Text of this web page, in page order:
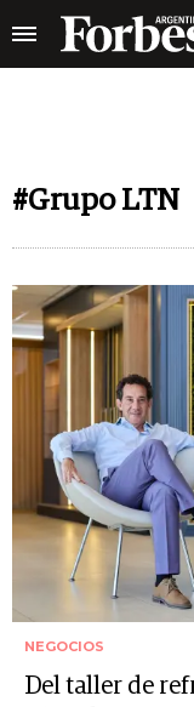
#Grupo LTN
NEGOCIOS
Del taller de